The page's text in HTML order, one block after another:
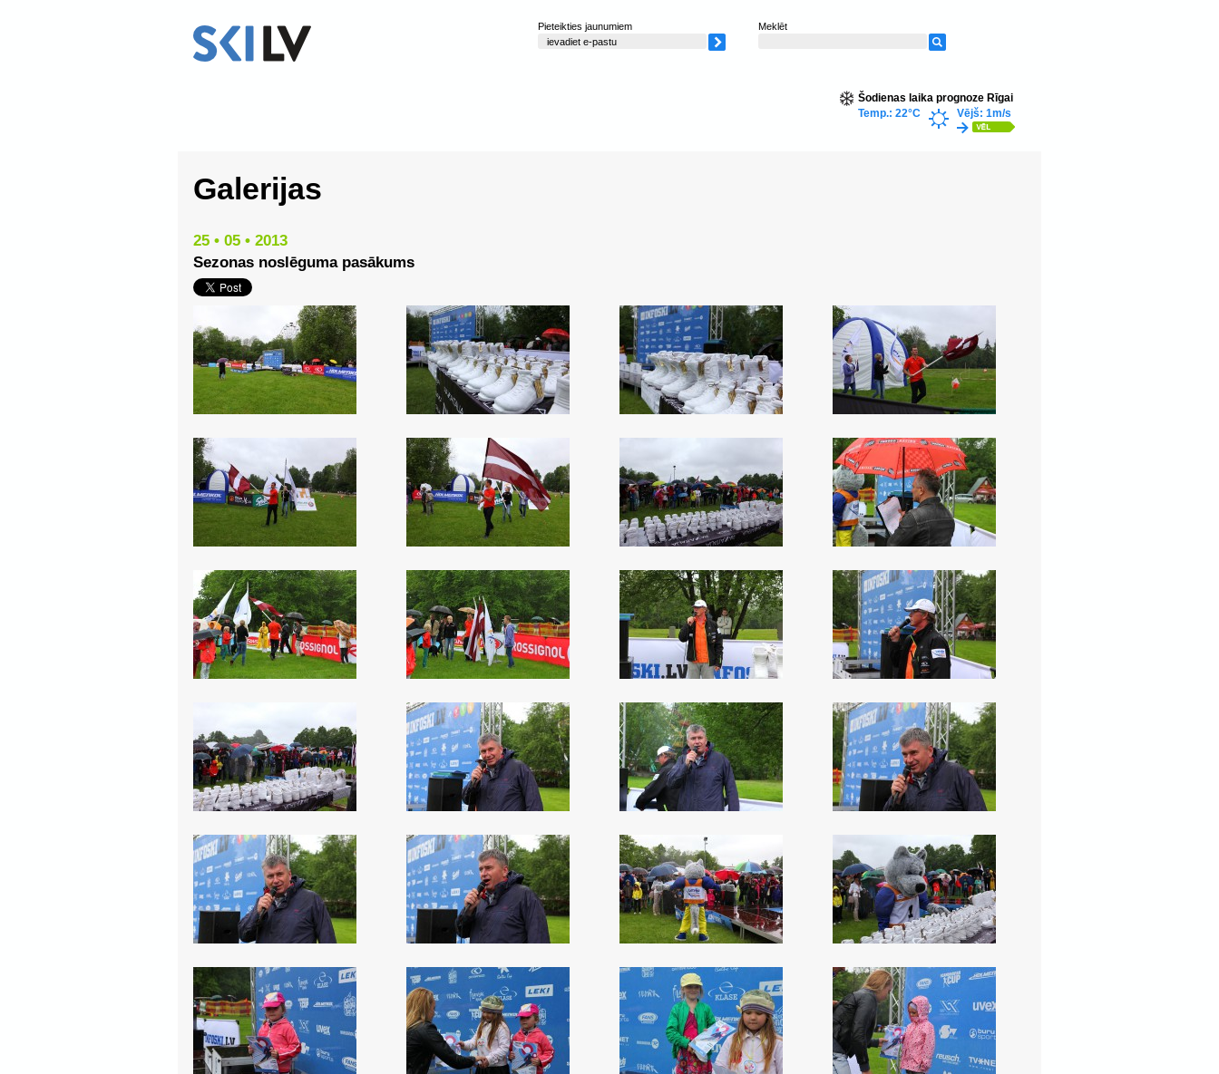
Pieteikties jaunumiem Meklēt
Šodienas laika prognoze Rīgai
Temp.: 22°C
Vējš: 1m/s
Galerijas
25 • 05 • 2013
Sezonas noslēguma pasākums